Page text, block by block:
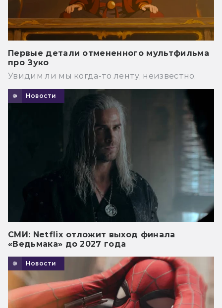
Первые детали отмененного мультфильма
про Зуко
Увидим ли мы когда-то ленту, неизвестно.
Новости
СМИ: Netflix отложит выход финала
«Ведьмака» до 2027 года
Новости